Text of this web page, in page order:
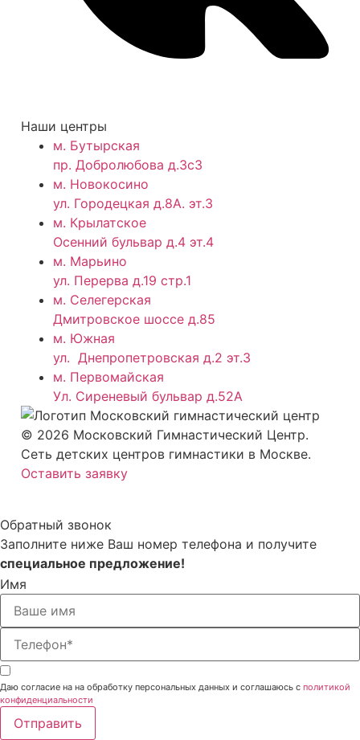
Наши центры
м. Бутырская
пр. Добролюбова д.3с3
м. Новокосино
ул. Городецкая д.8А. эт.3
м. Крылатское
Осенний бульвар д.4 эт.4
м. Марьино
ул. Перерва д.19 стр.1
м. Селегерская
Дмитровское шоссе д.85
м. Южная
ул. Днепропетровская д.2 эт.3
м. Первомайская
Ул. Сиреневый бульвар д.52А
© 2026 Московский Гимнастический Центр.
Сеть детских центров гимнастики в Москве.
Оставить заявку
Обратный звонок
Заполните ниже Ваш номер телефона и получите
специальное предложение!
Имя
Даю согласие на на обработку персональных данных и соглашаюсь с политикой
конфиденциальности
Отправить